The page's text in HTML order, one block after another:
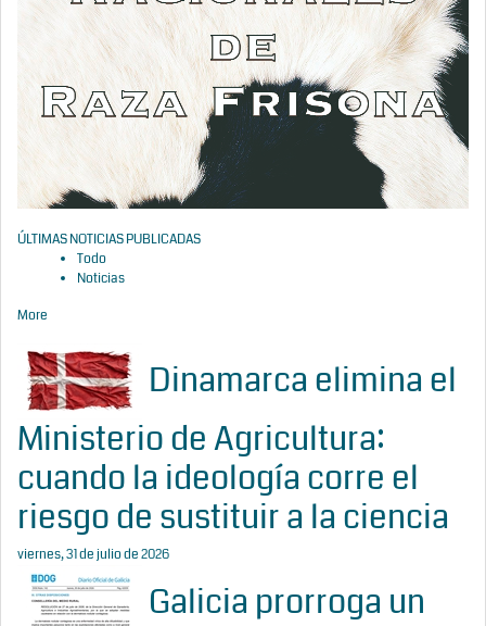
ÚLTIMAS NOTICIAS PUBLICADAS
Todo
Noticias
More
Dinamarca elimina el
Ministerio de Agricultura:
cuando la ideología corre el
riesgo de sustituir a la ciencia
viernes, 31 de julio de 2026
Galicia prorroga un